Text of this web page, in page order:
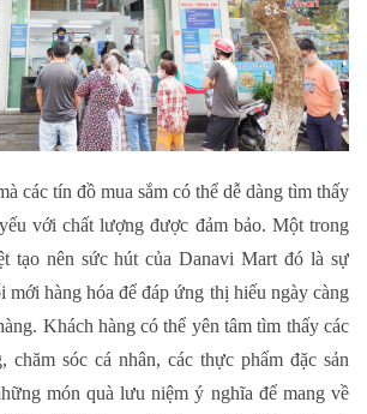
các tín đồ mua sắm có thể dễ dàng tìm thấy
với chất lượng được đảm bảo. Một trong
tạo nên sức hút của Danavi Mart đó là sự
mới hàng hóa để đáp ứng thị hiếu ngày càng
Khách hàng có thể yên tâm tìm thấy các
chăm sóc cá nhân, các thực phẩm đặc sản
món quà lưu niệm ý nghĩa để mang về